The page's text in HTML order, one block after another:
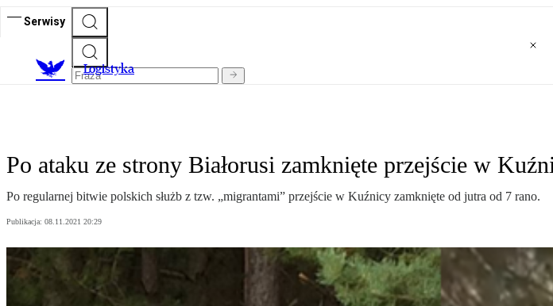
Serwisy
Logistyka
Po ataku ze strony Białorusi zamknięte przejście w
Po regularnej bitwie polskich służb z tzw. „migrantami” przejście w Kuźnicy zamknięte od jutra od 7 rano.
Publikacja: 08.11.2021 20:29